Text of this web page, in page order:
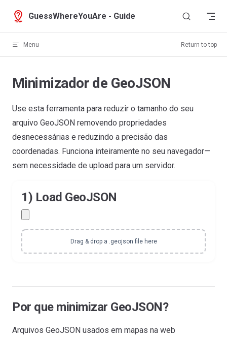
Skip to content
GuessWhereYouAre - Guide
Menu Return to top
Minimizador de GeoJSON
Use esta ferramenta para reduzir o tamanho do seu
arquivo GeoJSON removendo propriedades
desnecessárias e reduzindo a precisão das
coordenadas. Funciona inteiramente no seu navegador—
sem necessidade de upload para um servidor.
1) Load GeoJSON
Drag & drop a .geojson file here
Por que minimizar GeoJSON?
Arquivos GeoJSON usados em mapas na web